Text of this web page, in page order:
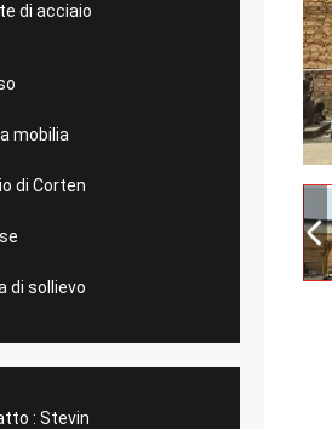
di acciaio
mobilia
di Corten
di sollievo
: Stevin